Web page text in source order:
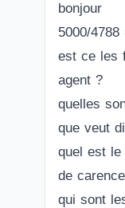
bonjour
5000/
est ce les
agent ?
quelles
que veut
quel est le
de
qui sont